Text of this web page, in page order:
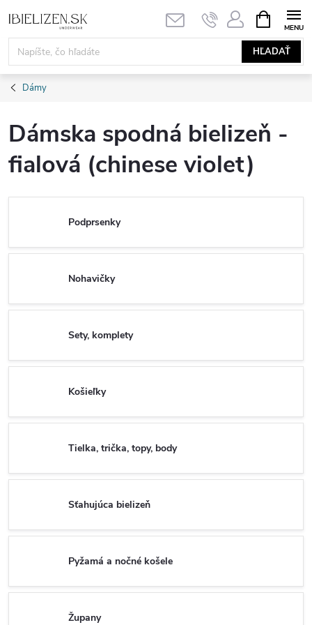
na
obsah
HĽADAŤ
KOŠÍK
Dámy
Dámska spodná bielizeň -
fialová (chinese violet)
Podprsenky
Nohavičky
Sety, komplety
Košieľky
Tielka, trička, topy, body
Sťahujúca bielizeň
Pyžamá a nočné košele
Župany